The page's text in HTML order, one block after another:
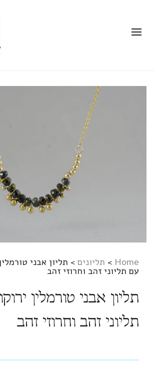
Home
> תליונים > תליון אבני
עם תליוני זהב וחרוזי זהב
תליון אבני טורמלין
תליוני זהב וחרוזי זהב